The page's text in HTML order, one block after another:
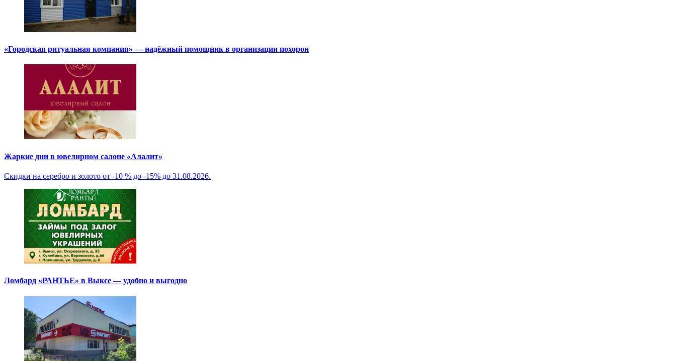
«Городская ритуальная компания» — надёжный помощник в организации похорон
Жаркие дни в ювелирном салоне «Алалит»
Скидки на серебро и золото от -10 % до -15% до 31.08.2026.
Ломбард «РАНТЬЕ» в Выксе — удобно и выгодно